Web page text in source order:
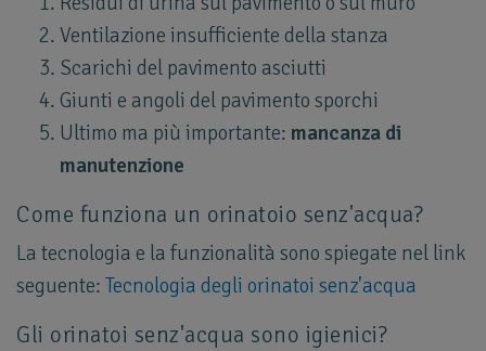
Ventilazione insufficiente della stanza
Scarichi del pavimento asciutti
Giunti e angoli del pavimento sporchi
Ultimo ma più importante: mancanza di
manutenzione
Come funziona un orinatoio senz'acqua?
La tecnologia e la funzionalità sono spiegate nel link
seguente: Tecnologia degli orinatoi senz'acqua
Gli orinatoi senz'acqua sono igienici?